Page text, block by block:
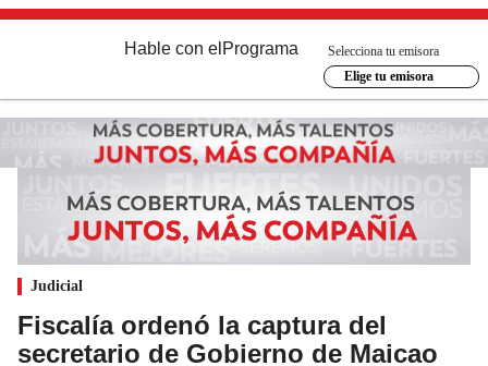
Hable con el Programa
Selecciona tu emisora
Elige tu emisora
Judicial
Fiscalía ordenó la captura del
secretario de Gobierno de Maicao